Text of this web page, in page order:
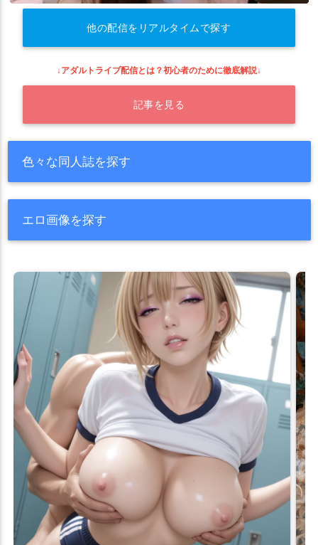
他の配信をリアルタイムで探す
↓アダルトライブ配信とは？初心者のために徹底解説↓
記事を見る
色々な同人誌を探す
エロ画像を探す